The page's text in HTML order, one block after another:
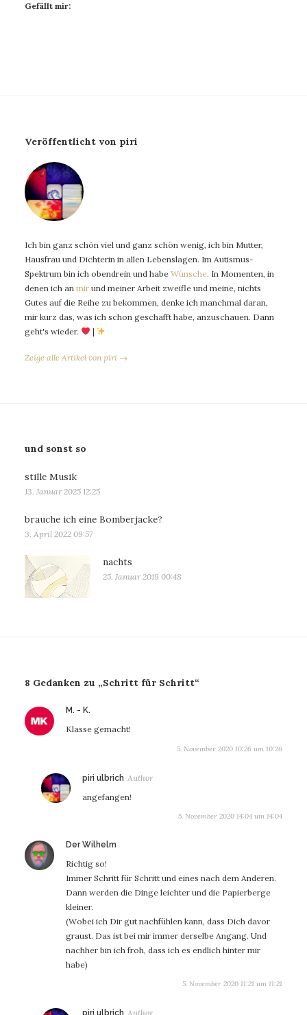
Gefällt mir:
Veröffentlicht von piri
Ich bin ganz schön viel und ganz schön wenig, ich bin Mutter,
Hausfrau und Dichterin in allen Lebenslagen. Im Autismus-
Spektrum bin ich obendrein und habe Wünsche. In Momenten, in
denen ich an mir und meiner Arbeit zweifle und meine, nichts
Gutes auf die Reihe zu bekommen, denke ich manchmal daran,
mir kurz das, was ich schon geschafft habe, anzuschauen. Dann
geht's wieder.
|
Zeige alle Artikel von piri →
und sonst so
stille Musik
13. Januar 2025 12:25
brauche ich eine Bomberjacke?
3. April 2022 09:57
nachts
25. Januar 2019 00:48
8 Gedanken zu „Schritt für Schritt“
M. - K.
Klasse gemacht!
5. November 2020 10:26 um 10:26
piri ulbrich sagt:
angefangen!
5. November 2020 14:04 um 14:04
Der Wilhelm
Richtig so!
Immer Schritt für Schritt und eines nach dem Anderen.
Dann werden die Dinge leichter und die Papierberge
kleiner.
(Wobei ich Dir gut nachfühlen kann, dass Dich davor
graust. Das ist bei mir immer derselbe Angang. Und
nachher bin ich froh, dass ich es endlich hinter mir
habe)
5. November 2020 11:21 um 11:21
piri ulbrich sagt: